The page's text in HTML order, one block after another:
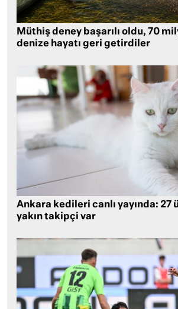
Müthiş deney başarılı oldu, 70
denize hayatı geri getirdiler
Ankara kedileri canlı yayında: 27
yakın takipçi var